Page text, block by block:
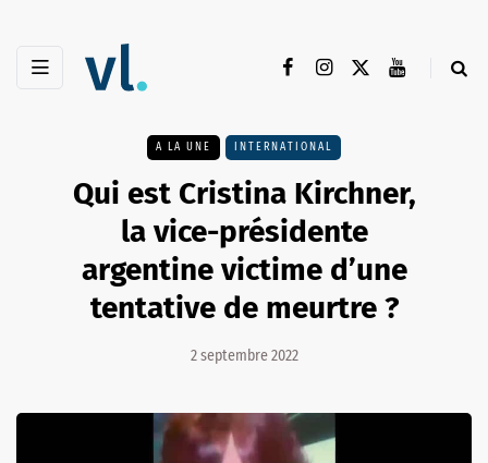
A LA UNE INTERNATIONAL
Qui est Cristina Kirchner,
la vice-présidente
argentine victime d’une
tentative de meurtre ?
2 septembre 2022